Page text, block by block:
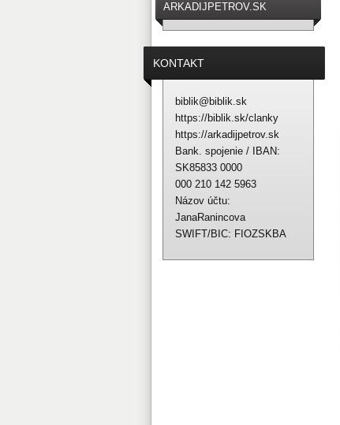
ARKADIJPETROV.SK
KONTAKT
biblik@biblik.sk
https://biblik.sk/clanky
https://arkadijpetrov.sk
Bank. spojenie / IBAN:
SK85833 0000
000 210 142 5963
Názov účtu:
JanaRanincova
SWIFT/BIC: FIOZSKBA